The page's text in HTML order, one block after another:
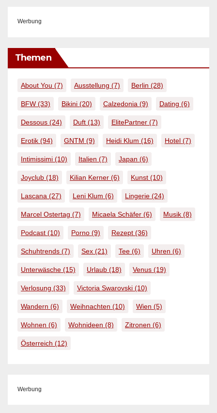
Werbung
Themen
About You (7) Ausstellung (7) Berlin (28)
BFW (33) Bikini (20) Calzedonia (9) Dating (6)
Dessous (24) Duft (13) ElitePartner (7)
Erotik (94) GNTM (9) Heidi Klum (16) Hotel (7)
Intimissimi (10) Italien (7) Japan (6)
Joyclub (18) Kilian Kerner (6) Kunst (10)
Lascana (27) Leni Klum (6) Lingerie (24)
Marcel Ostertag (7) Micaela Schäfer (6) Musik (8)
Podcast (10) Porno (9) Rezept (36)
Schuhtrends (7) Sex (21) Tee (6) Uhren (6)
Unterwäsche (15) Urlaub (18) Venus (19)
Verlosung (33) Victoria Swarovski (10)
Wandern (6) Weihnachten (10) Wien (5)
Wohnen (6) Wohnideen (8) Zitronen (6)
Österreich (12)
Werbung